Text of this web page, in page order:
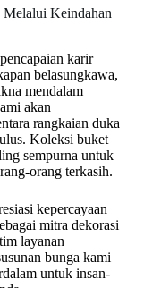
Melalui Keindahan
karir
belasungkawa,
mendalam
akan
rangkaian duka
Koleksi buket
sempurna untuk
orang terkasih.
kepercayaan
mitra dekorasi
layanan
bunga kami
untuk insan-